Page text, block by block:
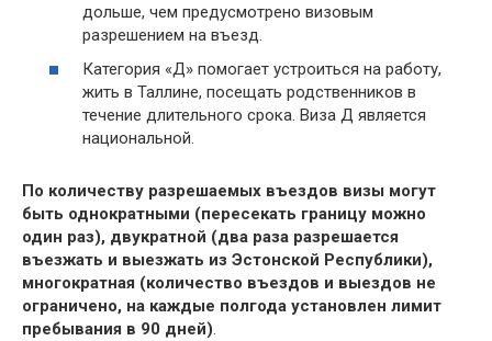
дольше, чем предусмотрено визовым
разрешением на въезд.
Категория «Д» помогает устроиться на работу,
жить в Таллине, посещать родственников в
течение длительного срока. Виза Д является
национальной.
По количеству разрешаемых въездов визы могут
быть однократными (пересекать границу можно
один раз), двукратной (два раза разрешается
въезжать и выезжать из Эстонской Республики),
многократная (количество въездов и выездов не
ограничено, на каждые полгода установлен лимит
пребывания в 90 дней).